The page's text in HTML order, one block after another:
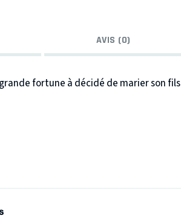
AVIS (0)
fortune à décidé de marier son fils
a également prévu un mariage de